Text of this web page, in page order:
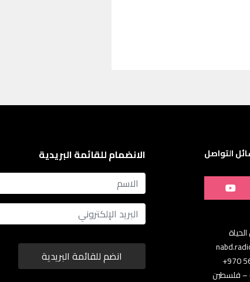
التواصل
– فلسطين
الانضمام للقائمة البريدية
name
Email
انضم للقائمة البريدية